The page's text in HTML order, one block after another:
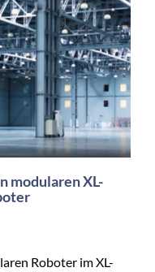
modularen XL-
Roboter im XL-